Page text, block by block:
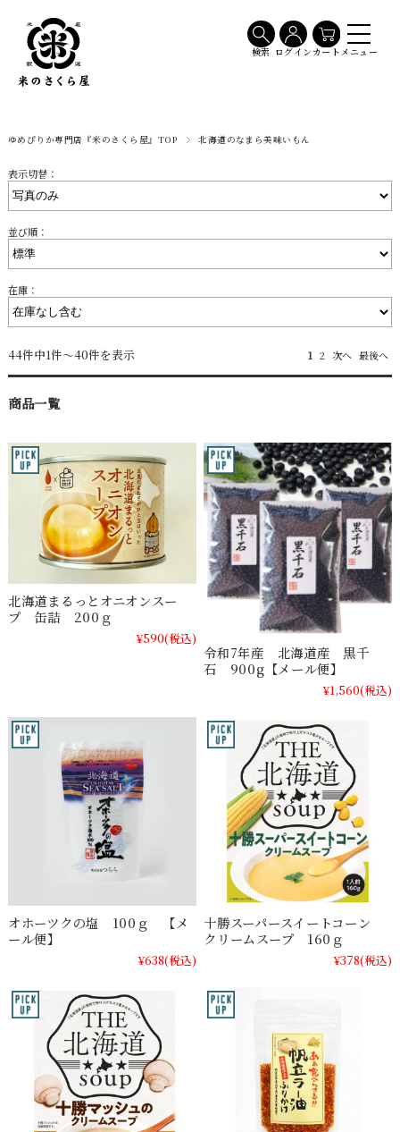
検索 ログイン カート メニュー
ゆめぴりか専門店『米のさくら屋』TOP 北海道のなまら美味いもん
表示切替：
並び順：
在庫：
44件中1件～40件を表示 1 2 次へ 最後へ
商品一覧
北海道まるっとオニオンスー
プ 缶詰 200ｇ
¥590(税込)
令和7年産 北海道産 黒千
石 900g【メール便】
¥1,560(税込)
オホーツクの塩 100ｇ 【メ
ール便】
¥638(税込)
十勝スーパースイートコーン
クリームスープ 160ｇ
¥378(税込)